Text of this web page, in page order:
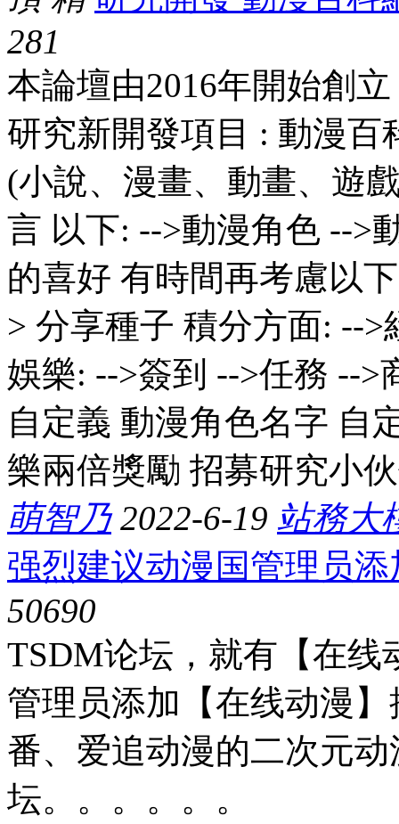
281
本論壇由2016年開始創
研究新開發項目 : 動漫百
(小說、漫畫、動畫、遊
言 以下: -->動漫角色 -->
的喜好 有時間再考慮以
> 分享種子 積分方面: --
娛樂: -->簽到 -->任務 -->
自定義 動漫角色名字 自
樂兩倍獎勵 招募研究小
萌智乃 2022-6-19 站務大
强烈建议动漫国管理员
50690
TSDM论坛，就有【在线
管理员添加【在线动漫
番、爱追动漫的二次元
坛。。。。。。